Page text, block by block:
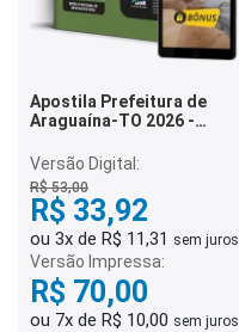
Apostila Prefeitura de
Araguaína-TO 2026 -
Social
Versão Digital:
R$ 53,00
R$ 33,92
ou 3x de R$ 11,31 sem juros
Versão Impressa:
R$ 70,00
ou 7x de R$ 10,00 sem juros